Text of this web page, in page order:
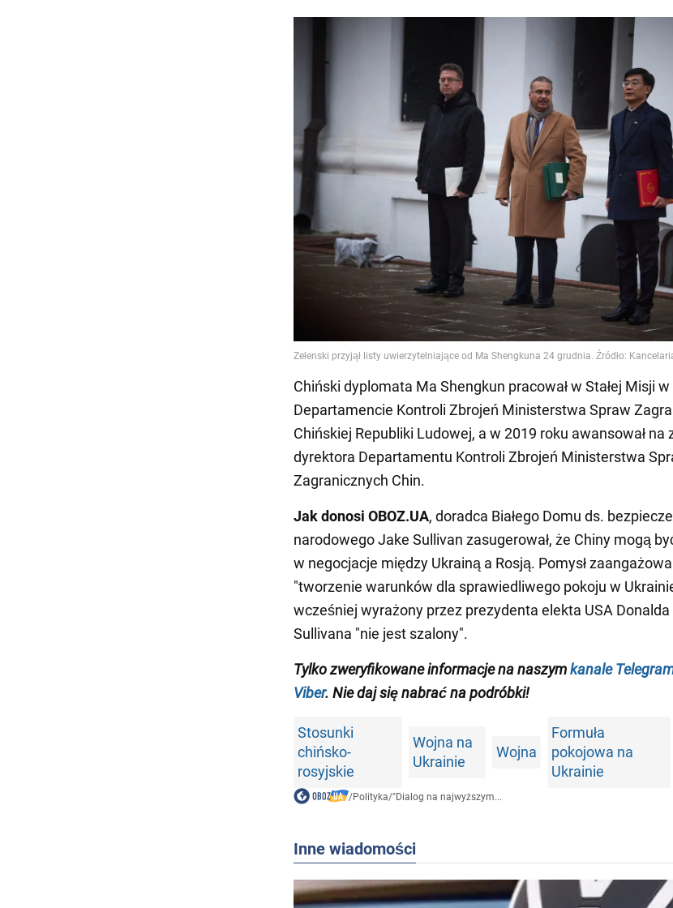
Chiński dyplomata Ma Shengkun pracował w Stałej Misji
Departamencie Kontroli Zbrojeń Ministerstwa Spraw
Chińskiej Republiki Ludowej, a w 2019 roku awansował na
dyrektora Departamentu Kontroli Zbrojeń Ministerstwa
Zagranicznych Chin.
Jak donosi OBOZ.UA, doradca Białego Domu ds.
narodowego Jake Sullivan zasugerował, że Chiny mogą
w negocjacje między Ukrainą a Rosją. Pomysł
"tworzenie warunków dla sprawiedliwego pokoju w
wcześniej wyrażony przez prezydenta elekta USA Donalda
Sullivana "nie jest szalony".
Tylko zweryfikowane informacje na naszymkanale
Viber. Nie daj się nabrać na podróbki!
Stosunki
chińsko-
rosyjskie
Wojna na
Ukrainie
Wojna
Formuła
pokojowa na
Ukrainie
/Polityka/"Dialog na najwyższym...
Inne wiadomości